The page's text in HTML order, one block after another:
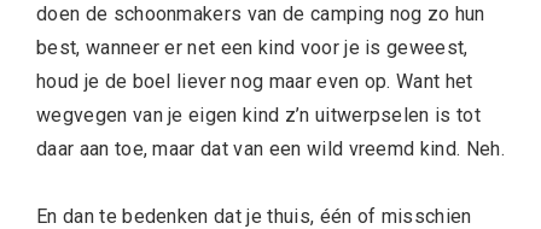
doen de schoonmakers van de camping nog zo hun
best, wanneer er net een kind voor je is geweest,
houd je de boel liever nog maar even op. Want het
wegvegen van je eigen kind z’n uitwerpselen is tot
daar aan toe, maar dat van een wild vreemd kind. Neh.
En dan te bedenken dat je thuis, één of misschien